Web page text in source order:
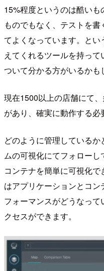
15%程度というのは酷い
ものでもなく、テストを
てよくなっています。と
えてくれるツールを持っ
ついて分かる方がいるかも
現在1500以上の店舗にて
があり、確実に動作する必
どのように管理している
ムの可視化にてフォロー
コンテナを簡単に可視化
はアプリケーションとコ
フォーマンスがどうなっ
クセスができます。